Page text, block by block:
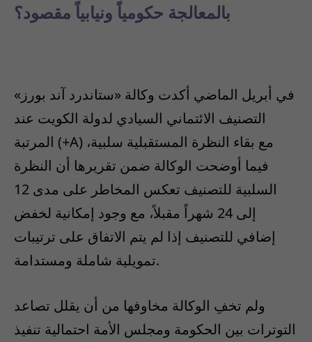
بالمعالجة حكومياً ونيابياً مقصود؟
في أبريل الماضي أكدت وكالة «ستاندرد آند بورز»
التصنيف الائتماني السيادي لدولة الكويت عند
المرتبة (+A) مع بقاء النظرة المستقبلية سلبية،
فيما أوضحت الوكالة ضمن تقريرها أن النظرة
السلبية للتصنيف تعكس المخاطر على مدى 12
إلى 24 شهراً مقبلاً، مع وجود إمكانية لخفض
إضافي للتصنيف إذا لم يتم الاتفاق على ترتيبات
تمويلية شاملة ومستدامة.
ولم تخفِ الوكالة مخاوفها من أن يقلل تصاعد
التوترات بين الحكومة ومجلس الأمة احتمالية تنفيذ